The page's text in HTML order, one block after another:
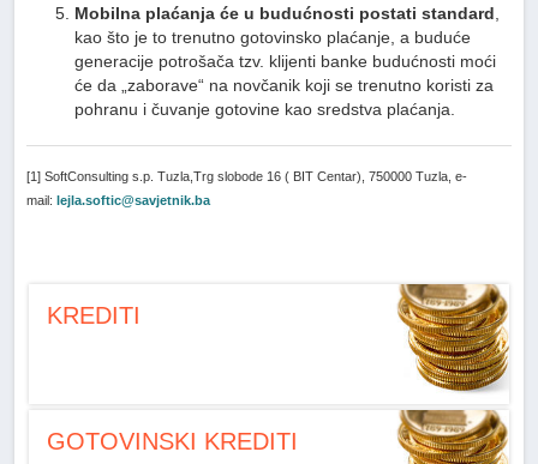
Mobilna plaćanja će u budućnosti postati standard
kao što je to trenutno gotovinsko plaćanje, a buduće
generacije potrošača tzv. klijenti banke budućnosti moći
će da „zaborave“ na novčanik koji se trenutno koristi za
pohranu i čuvanje gotovine kao sredstva plaćanja.
[1] SoftConsulting s.p. Tuzla,Trg slobode 16 ( BIT Centar), 750000 Tuzla, e-
mail: lejla.softic@savjetnik.ba
KREDITI
GOTOVINSKI KREDITI